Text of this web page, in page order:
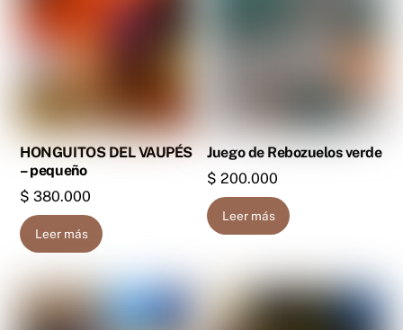
HONGUITOS DEL VAUPÉS
– pequeño
$ 380.000
Leer más
Juego de Rebozuelos verde
$ 200.000
Leer más